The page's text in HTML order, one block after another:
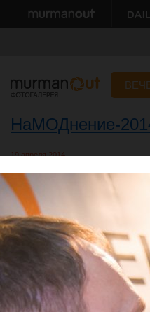
НаМОДнение-
19 апреля 2014